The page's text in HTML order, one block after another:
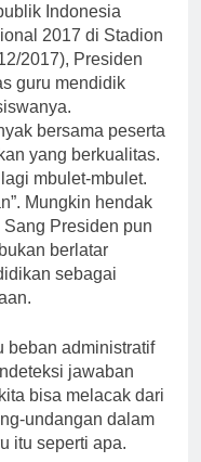
Indonesia
2017 di Stadion
2017), Presiden
guru mendidik
bersama peserta
yang berkualitas.
mbulet-mbulet.
Mungkin hendak
Presiden pun
berlatar
sebagai
beban administratif
jawaban
bisa melacak dari
undangan dalam
itu seperti apa.